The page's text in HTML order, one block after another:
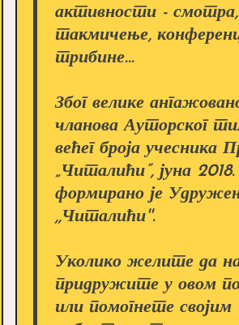
активности - смотра,
такмичење,
трибине...
Због велике
чланова Ауторског
већег броја учесника
„Читалићи”, јуна 2018.
формирано је
,,Читалићи''.
Уколико желите да
придружите у овом
или помогнете својим